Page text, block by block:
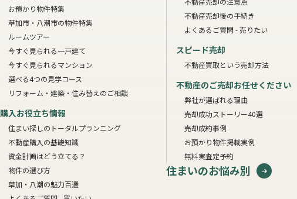
お預かり物件特集
草加市・八潮市の物件特集
ルームツアー
今すぐ見られる一戸建て
今すぐ見られるマンション
選べる4つの見学コース
リフォーム・建築・住み替えのご相談
購入お役立ち情報
住まい探しのトータルプランニング
不動産購入の基礎知識
資金計画はどう立てる？
物件の選び方
草加・八潮の魅力百選
不動産売却後の手続き
よくあるご質問 - 売りたい
スピード売却
不動産買取という売却方法
不動産のご売却お任せください
弊社が選ばれる理由
売却成功ストーリー40選
売却成約事例
お預かり物件掲載実例
無料実査定予約
住まいのお悩み別